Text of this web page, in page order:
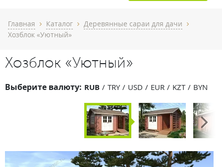
Главная chevron_right Каталог chevron_right Деревянные сараи для дачи chevron_right
Хозблок «Уютный»
Хозблок «Уютный»
Выберите валюту: RUB TRY USD EUR KZT BYN
Next